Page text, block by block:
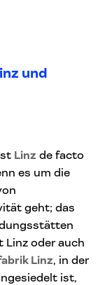
und
Linz de facto
es um die
geht; das
Linz oder auch
Linz, in der
ist,